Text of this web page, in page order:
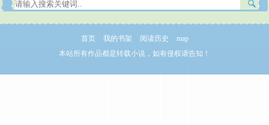
首页 我的书架 阅读历史
map
本站所有作品都是转载小说，如有侵权请告知！